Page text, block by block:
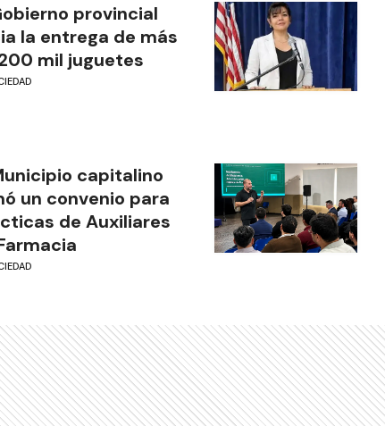
provincial
la entrega de más
mil juguetes
capitalino
un convenio para
de Auxiliares